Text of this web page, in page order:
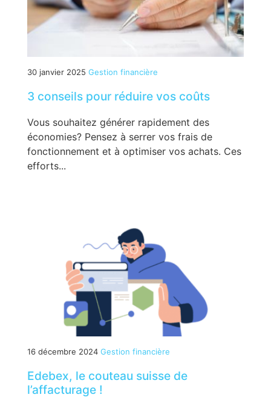
30 janvier 2025 Gestion financière
3 conseils pour réduire vos coûts
Vous souhaitez générer rapidement des
économies? Pensez à serrer vos frais de
fonctionnement et à optimiser vos achats. Ces
efforts...
16 décembre 2024 Gestion financière
Edebex, le couteau suisse de
l’affacturage !